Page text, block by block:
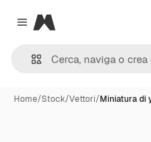
Close menu
Magnific
Home/Stock/Vettori/Miniatura di